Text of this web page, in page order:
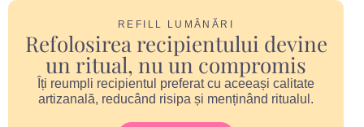
REFILL LUMÂNĂRI
Refolosirea recipientului devine
un ritual, nu un compromis
Îți reumpli recipientul preferat cu aceeași calitate
artizanală, reducând risipa și menținând ritualul.